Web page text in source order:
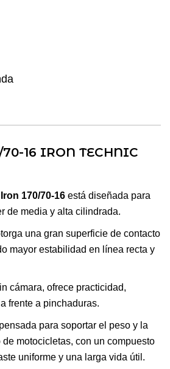
16 IRON TECHNIC
170/70-16 está diseñada para
de media y alta cilindrada.
una gran superficie de contacto
mayor estabilidad en línea recta y
cámara, ofrece practicidad,
frente a pinchaduras.
para soportar el peso y la
motocicletas, con un compuesto
uniforme y una larga vida útil.